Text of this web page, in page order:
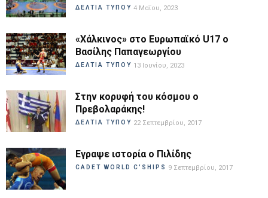
ΔΕΛΤΙΑ ΤΥΠΟΥ 4 Μαΐου, 2023
«Χάλκινος» στο Ευρωπαϊκό U17 ο
Βασίλης Παπαγεωργίου
ΔΕΛΤΙΑ ΤΥΠΟΥ 13 Ιουνίου, 2023
Στην κορυφή του κόσμου ο
Πρεβολαράκης!
ΔΕΛΤΙΑ ΤΥΠΟΥ 22 Σεπτεμβρίου, 2017
Εγραψε ιστορία ο Πιλίδης
CADET WORLD C'SHIPS 9 Σεπτεμβρίου, 2017